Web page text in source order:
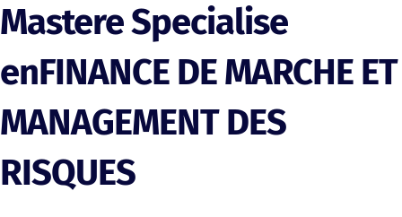
Mastere Specialise
enFINANCE DE MARCHE ET
MANAGEMENT DES
RISQUES